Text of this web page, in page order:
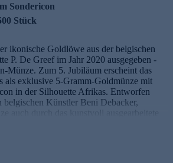
online bestellen.
Sondericon
Stück
ikonische Goldlöwe aus der belgischen
P. De Greef im Jahr 2020 ausgegeben -
Münze. Zum 5. Jubiläum erscheint das
als exklusive 5-Gramm-Goldmünze mit
in der Silhouette Afrikas. Entworfen
belgischen Künstler Beni Debacker,
auch durch das kunstvoll ausgearbeitete
außergewöhnliche Tiefenwirkung